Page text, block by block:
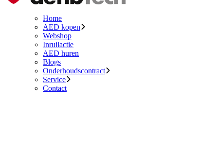
Home
AED kopen
Webshop
Inruilactie
AED huren
Blogs
Onderhoudscontract
Service
Contact